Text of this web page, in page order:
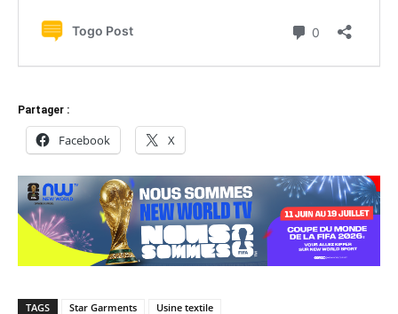
Partager :
Facebook X
TAGS Star Garments Usine textile